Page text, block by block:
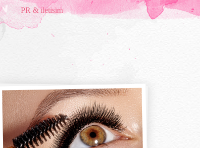
PR & iletisim